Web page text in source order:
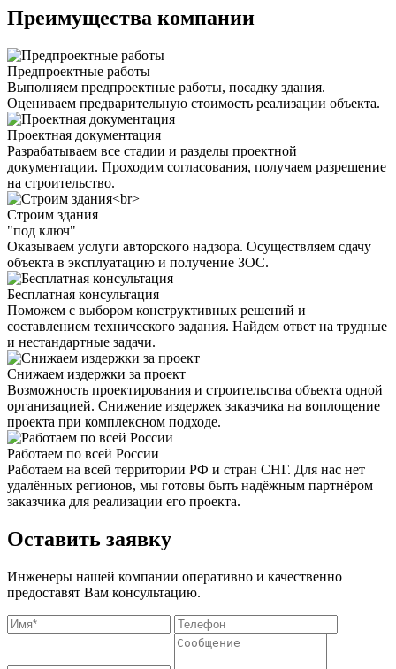
Преимущества компании
Предпроектные работы
Выполняем предпроектные работы, посадку здания.
Оцениваем предварительную стоимость реализации объекта.
Проектная документация
Разрабатываем все стадии и разделы проектной
документации. Проходим согласования, получаем разрешение
на строительство.
Строим здания
"под ключ"
Оказываем услуги авторского надзора. Осуществляем сдачу
объекта в эксплуатацию и получение ЗОС.
Бесплатная консультация
Поможем с выбором конструктивных решений и
составлением технического задания. Найдем ответ на трудные
и нестандартные задачи.
Снижаем издержки за проект
Возможность проектирования и строительства объекта одной
организацией. Снижение издержек заказчика на воплощение
проекта при комплексном подходе.
Работаем по всей России
Работаем на всей территории РФ и стран СНГ. Для нас нет
удалённых регионов, мы готовы быть надёжным партнёром
заказчика для реализации его проекта.
Оставить заявку
Инженеры нашей компании оперативно и качественно
предоставят Вам консультацию.